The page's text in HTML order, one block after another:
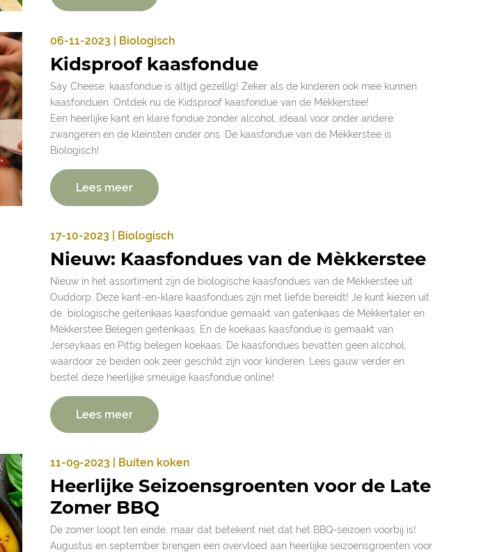
06-11-2023 | Biologisch
Kidsproof kaasfondue
Say Cheese, kaasfondue is altijd gezellig! Zeker als de kinderen ook mee kunnen
kaasfonduen. Ontdek nu de Kidsproof kaasfondue van de Mèkkerstee!
Een heerlijke kant en klare fondue zonder alcohol, ideaal voor onder andere
zwangeren en de kleinsten onder ons. De kaasfondue van de Mèkkerstee is
Biologisch!
Lees meer
17-10-2023 | Biologisch
Nieuw: Kaasfondues van de Mèkkerstee
Nieuw in het assortiment zijn de biologische kaasfondues van de Mèkkerstee uit
Ouddorp. Deze kant-en-klare kaasfondues zijn met liefde bereidt! Je kunt kiezen uit
de biologische geitenkaas kaasfondue gemaakt van gatenkaas de Mèkkertaler en
Mèkkerstee Belegen geitenkaas. En de koekaas kaasfondue is gemaakt van
Jerseykaas en Pittig belegen koekaas. De kaasfondues bevatten geen alcohol,
waardoor ze beiden ook zeer geschikt zijn voor kinderen. Lees gauw verder en
bestel deze heerlijke smeuïge kaasfondue online!
Lees meer
11-09-2023 | Buiten koken
Heerlijke Seizoensgroenten voor de Late
Zomer BBQ
De zomer loopt ten einde, maar dat betekent niet dat het BBQ-seizoen voorbij is!
Augustus en september brengen een overvloed aan heerlijke seizoensgroenten voor